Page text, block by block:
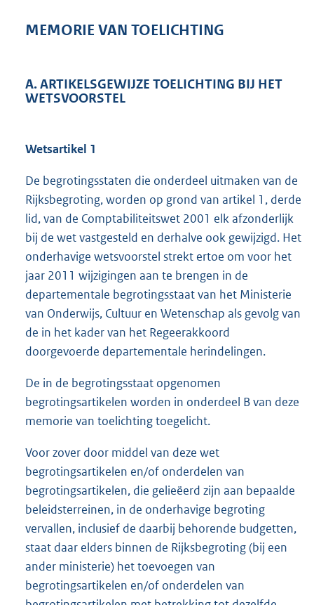
MEMORIE VAN TOELICHTING
A. ARTIKELSGEWIJZE TOELICHTING BIJ HET
WETSVOORSTEL
Wetsartikel 1
De begrotingsstaten die onderdeel uitmaken van de
Rijksbegroting, worden op grond van artikel 1, derde
lid, van de Comptabiliteitswet 2001 elk afzonderlijk
bij de wet vastgesteld en derhalve ook gewijzigd. Het
onderhavige wetsvoorstel strekt ertoe om voor het
jaar 2011 wijzigingen aan te brengen in de
departementale begrotingsstaat van het Ministerie
van Onderwijs, Cultuur en Wetenschap als gevolg van
de in het kader van het Regeerakkoord
doorgevoerde departementale herindelingen.
De in de begrotingsstaat opgenomen
begrotingsartikelen worden in onderdeel B van deze
memorie van toelichting toegelicht.
Voor zover door middel van deze wet
begrotingsartikelen en/of onderdelen van
begrotingsartikelen, die gelieëerd zijn aan bepaalde
beleidsterreinen, in de onderhavige begroting
vervallen, inclusief de daarbij behorende budgetten,
staat daar elders binnen de Rijksbegroting (bij een
ander ministerie) het toevoegen van
begrotingsartikelen en/of onderdelen van